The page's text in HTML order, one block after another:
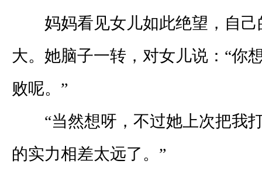
妈妈看见女儿如此绝望，自己
大。她脑子一转，对女儿说：“你
败呢。”
“当然想呀，不过她上次把我
的实力相差太远了。”